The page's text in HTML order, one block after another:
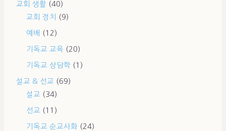
교회 생활 (40)
교회 정치
(9)
예배 (12)
기독교 교육 (20)
기독교 상담학 (1)
설교 & 선교 (69)
설교 (34)
선교 (11)
기독교 순교사화 (24)